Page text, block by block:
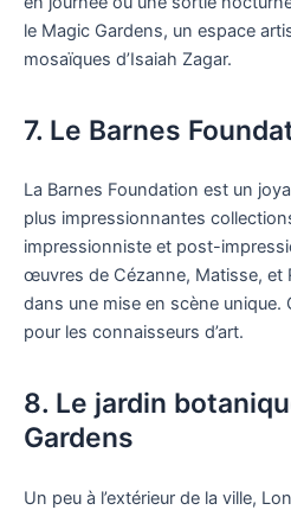
le Magic Gardens, un espace
mosaïques d’Isaiah Zagar.
7. Le Barnes
La Barnes Foundation est un
plus impressionnantes
impressionniste et post-
œuvres de Cézanne, Matisse, et
dans une mise en scène unique.
pour les connaisseurs d’art.
8. Le jardin
Gardens
Un peu à l’extérieur de la ville,